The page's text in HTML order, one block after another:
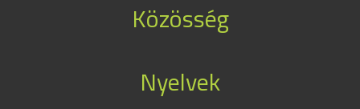
Közösség
Nyelvek